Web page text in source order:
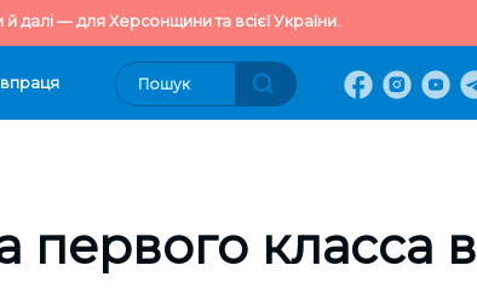
— для Херсонщини та всієї України.
первого класса в